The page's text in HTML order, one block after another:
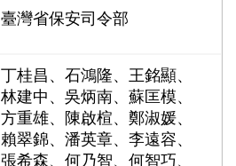
臺灣省保安司令部
丁桂昌、石鴻隆、王銘顯、
林建中、吳炳南、蘇匡模、
方重雄、陳啟楦、鄭淑媛、
賴翠錦、潘英章、李遠容、
張希森、何乃智、何智巧、